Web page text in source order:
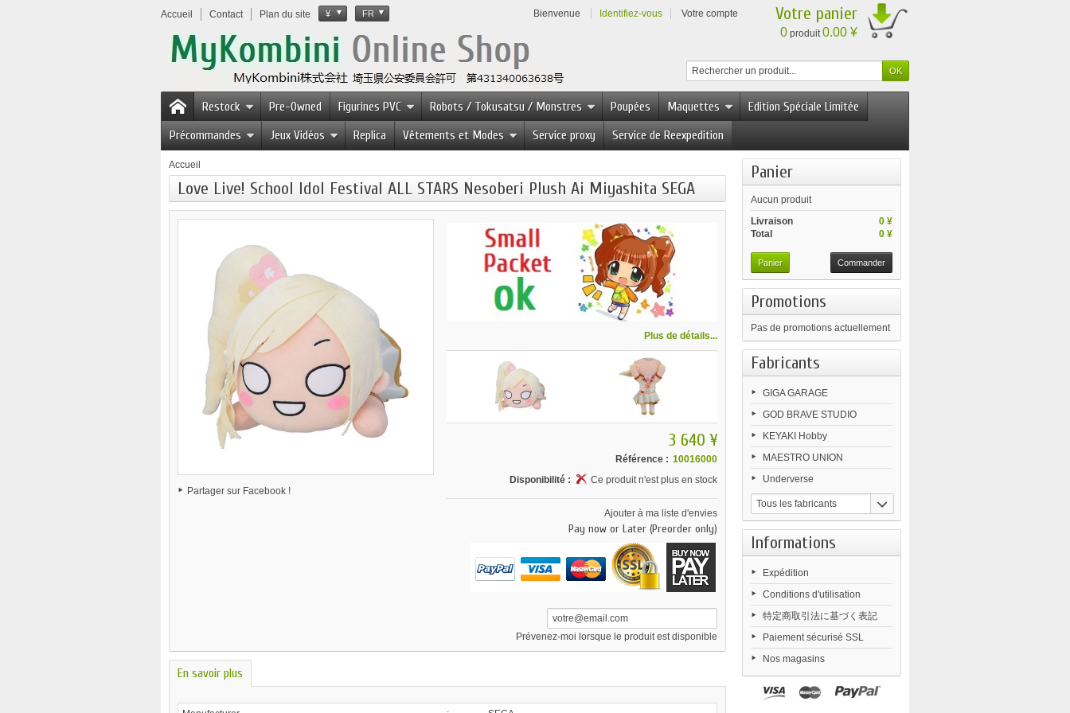
Accueil Contact Plan du site ¥ FR Bienvenue Identifiez-vous Votre compte Votre panier
0 produit0.00 ¥
Restock Pre-Owned Figurines PVC Robots / Tokusatsu / Monstres Poupées Maquettes
Edition Spéciale Limitée
Précommandes
Jeux Vidéos Replica Vêtements et Modes Service proxy Service de Reexpedition
Accueil
Love Live! School Idol Festival ALL STARS Nesoberi Plush Ai Miyashita SEGA
Partager sur Facebook !
Plus de détails...
3 640 ¥
Référence : 10016000
Disponibilité :
Ce produit n'est plus en stock
Ajouter à ma liste d'envies
Pay now or Later (Preorder only)
Prévenez-moi lorsque le produit est disponible
En savoir plus
Panier
Aucun produit
0 ¥
Livraison
0 ¥
Total
Panier Commander
Promotions
Pas de promotions actuellement
Fabricants
GIGA GARAGE
GOD BRAVE STUDIO
KEYAKI Hobby
MAESTRO UNION
Underverse
Tous les fabricants
Informations
Expédition
Conditions d'utilisation
特定商取引法に基づく表記
Paiement sécurisé SSL
Nos magasins